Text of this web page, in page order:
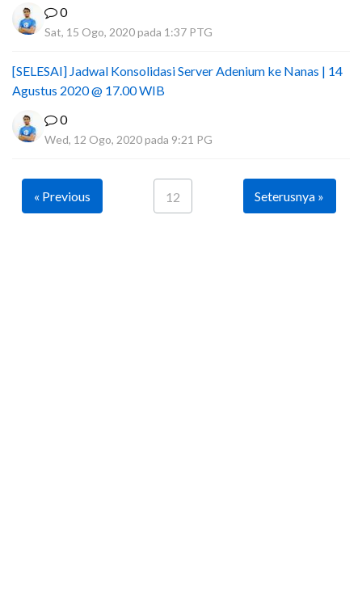
0
Sat, 15 Ogo, 2020 pada 1:37 PTG
[SELESAI] Jadwal Konsolidasi Server Adenium ke Nanas | 14
Agustus 2020 @ 17.00 WIB
0
Wed, 12 Ogo, 2020 pada 9:21 PG
« Previous 12 Seterusnya »